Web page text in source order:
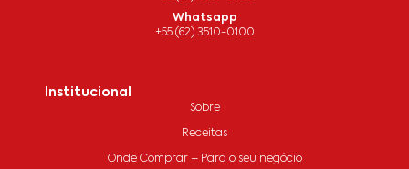
Whatsapp
+55 (62) 3510-0100
Institucional
Sobre
Receitas
Onde Comprar – Para o seu negócio